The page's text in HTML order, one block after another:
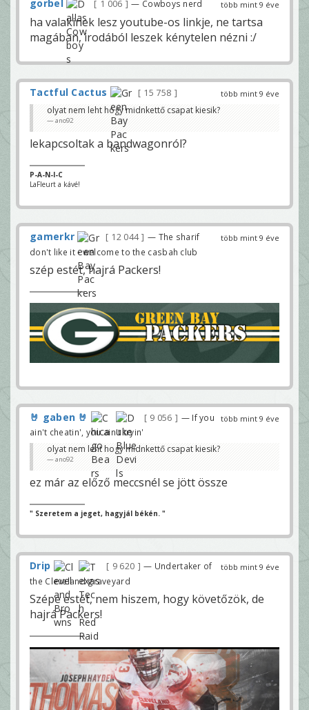
több mint 9 éve
gorbel 1 006 — Cowboys nerd
ha valakinek lesz youtube-os linkje, ne tartsa
magában, irodából leszek kénytelen nézni :/
több mint 9 éve
Tactful Cactus
15 758
olyat nem leht hogy midnkettő csapat kiesik?
ano92
lekapcsoltak a bandwagonról?
P-A-N-I-C
LaFleurt a kávé!
több mint 9 éve
gamerkr 12 044
— The sharif
don't like it - welcome to the casbah club
szép estét, hajrá Packers!
több mint 9 éve
🤘 gaben 🤘 9 056
— If you
ain't cheatin', you ain't tryin'
olyat nem leht hogy midnkettő csapat kiesik?
ano92
ez már az előző meccsnél se jött össze
" Szeretem a jeget, hagyjál békén. "
több mint 9 éve
Drip 9 620
— Undertaker of
the Cleveland graveyard
Szépe estét, nem hiszem, hogy követőzök, de
hajrá Packers!